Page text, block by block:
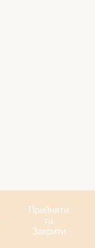
Прийняти
та
Закрити